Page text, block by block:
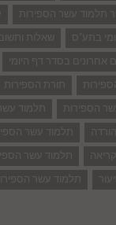
תלמוד עשר הספירות
בתע"ס
שאלות
אחרונים בסדר דף היומי
תורת הספירות
הספירות
תלמוד
תלמוד עשר
תלמוד עשר
תלמוד עשר